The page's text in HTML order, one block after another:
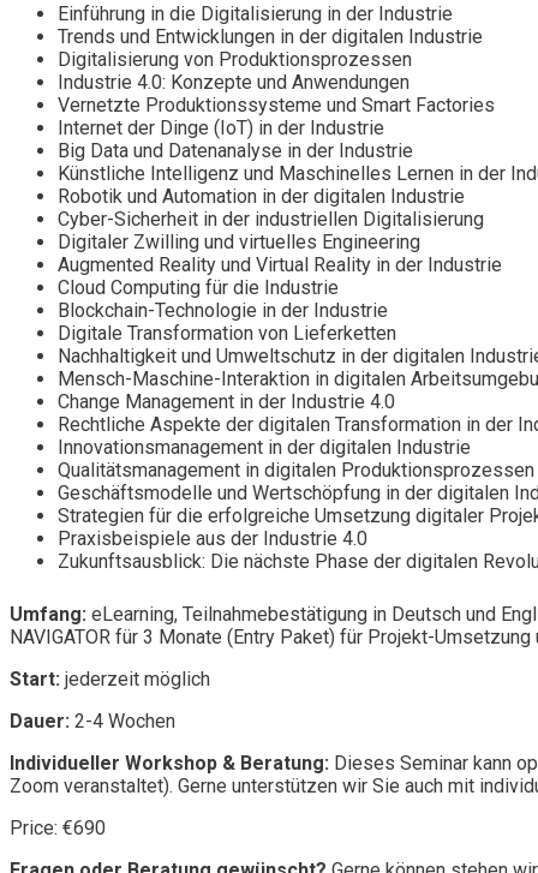
Einführung in die Digitalisierung in der Industrie
Trends und Entwicklungen in der digitalen Industrie
Digitalisierung von Produktionsprozessen
Industrie 4.0: Konzepte und Anwendungen
Vernetzte Produktionssysteme und Smart Factories
Internet der Dinge (IoT) in der Industrie
Big Data und Datenanalyse in der Industrie
Künstliche Intelligenz und Maschinelles Lernen in der
Robotik und Automation in der digitalen Industrie
Cyber-Sicherheit in der industriellen Digitalisierung
Digitaler Zwilling und virtuelles Engineering
Augmented Reality und Virtual Reality in der Industrie
Cloud Computing für die Industrie
Blockchain-Technologie in der Industrie
Digitale Transformation von Lieferketten
Nachhaltigkeit und Umweltschutz in der digitalen
Mensch-Maschine-Interaktion in digitalen
Change Management in der Industrie 4.0
Rechtliche Aspekte der digitalen Transformation in der
Innovationsmanagement in der digitalen Industrie
Qualitätsmanagement in digitalen Produktionsprozessen
Geschäftsmodelle und Wertschöpfung in der digitalen
Strategien für die erfolgreiche Umsetzung digitaler
Praxisbeispiele aus der Industrie 4.0
Zukunftsausblick: Die nächste Phase der digitalen
Umfang: eLearning, Teilnahmebestätigung in Deutsch und
NAVIGATOR für 3 Monate (Entry Paket) für Projekt-
Start: jederzeit möglich
Dauer: 2-4 Wochen
Individueller Workshop & Beratung: Dieses Seminar kann
Zoom veranstaltet). Gerne unterstützen wir Sie auch mit
Price: €690